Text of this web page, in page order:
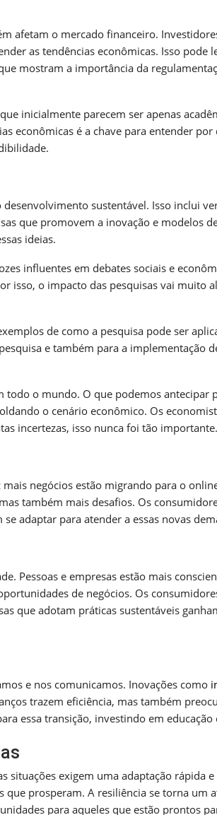
afetam o mercado financeiro.
as tendências econômicas. Isso pode
mostram a importância da
inicialmente parecem ser apenas
econômicas é a chave para entender por
sustentável. Isso inclui
que promovem a inovação e modelos
ideias.
influentes em debates sociais e
isso, o impacto das pesquisas vai muito
de como a pesquisa pode ser
e também para a implementação
todo o mundo. O que podemos antecipar
o cenário econômico. Os
incertezas, isso nunca foi tão importante.
negócios estão migrando para o
também mais desafios. Os
adaptar para atender a essas novas
Pessoas e empresas estão mais
de negócios. Os
que adotam práticas sustentáveis
e nos comunicamos. Inovações como
trazem eficiência, mas também
essa transição, investindo em educação
situações exigem uma adaptação rápida
que prosperam. A resiliência se torna um
para aqueles que estão prontos